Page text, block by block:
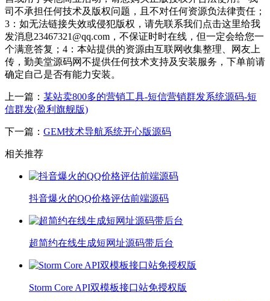
司不承担任何技术及版权问题，且不对任何资源负法律责任；
3：如无法链接失效或侵犯版权，请先联系我们点击这里给我
发消息23467321@qq.com，不保证时时在线，但一定会给您一
个满意答复；4：本站提供的资源由互联网收集整理、网友上
传，勤美堂源码网不提供任何技术支持及安装服务，下单前请
确定自己是否有能力安装。
上一篇： 某站卖800多的营销工具-短信营销群发系统源码-短
信群发(盈利旗舰版)
下一篇： GEM技术导航系统开心版源码
相关推荐
抖音爆火的QQ价格评估前端源码
超简约在线生成短网址源码带后台
Storm Core API双模板接口站免授权版